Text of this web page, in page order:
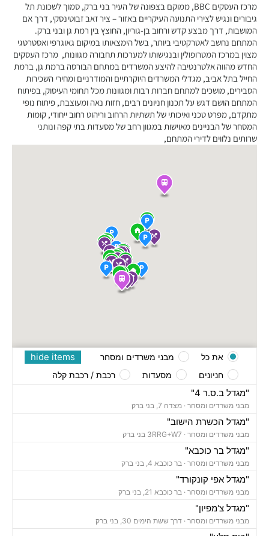
מרכז העסקים BBC, ממוקם בצפונה של העיר בני ברק, סמוך לשכונת תל
גיבורים ונגיש לצירי התנועה העיקריים באזור – ציר זאב זבוטינסקי, דרך אם
המושבות, דרך מבצע קדש ורחוב בן-גוריון, החוצץ בין רמת גן ובני ברק.
המתחם נחשב לאטרקטיבי ביותר, בשל הימצאותו במיקום גאוגרפי ואסטרטגי
מצוין במרכז המטרופולין ובנגישותו למערכות תחבורה מגוונות, מרכז העסקים
החדש מהווה אלטרנטיבה להיצע המשרדים במתחם הבורסה ברמת גן, ברמת
החייל בתל אביב, מגדלי המשרדים היוקרתיים והמודרניים ומחירי השכירות
הסבירים, מושכים למתחם חברות רבות ומגוונות מכל תחומי העיסוק, בפיתוח
המתחם הושם דגש על תכנון חניונים רבים, חזות נאה ומעוצבת, פיתוח נופי
מתקדם, מפרט טכני ואיכותי של תשתיות הרחוב וריהוט רחוב ייחודי, קומות
המסחר של הבניינים מאוישות במגוון רחב של מסעדות בתי קפה ונותני
שרותים נלווים לדירי המתחם,
"מגדל ב.ס.ר 4"
מבני משרדים ומסחר · מצדה 7, בני ברק
"מגדל הכשרת הישוב"
מבני משרדים ומסחר ·
"מגדל בר כוכבא"
מבני משרדים ומסחר · בר כוכבא 4, בני ברק
"מגדל אפי קונקורד"
מבני משרדים ומסחר · בר כוכבא 21, בני ברק
"מגדל צ'מפיון"
מבני משרדים ומסחר · דרך ששת הימים 30, בני ברק
hide items את כל
מבני משרדים ומסחר
חניונים
מסעדות רכבת / רכבת קלה